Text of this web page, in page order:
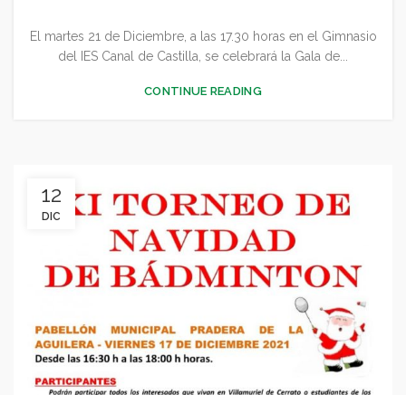
El martes 21 de Diciembre, a las 17.30 horas en el Gimnasio
del IES Canal de Castilla, se celebrará la Gala de...
CONTINUE READING
12
DIC